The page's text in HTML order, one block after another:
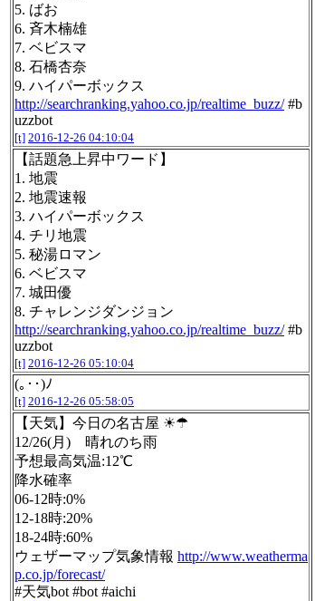
5. ばお
6. 斉木楠雄
7. ベビスマ
8. 石橋杏奈
9. ハイパーボックス
http://searchranking.yahoo.co.jp/realtime_buzz/#b
uzzbot
[t] 2016-12-26 04:10:04
【話題急上昇中ワード】
1. 地震
2. 地震速報
3. ハイパーボックス
4. チリ地震
5. 秘湯ロマン
6. ベビスマ
7. 城田優
8. チャレンジダンジョン
http://searchranking.yahoo.co.jp/realtime_buzz/#b
uzzbot
[t] 2016-12-26 05:10:04
(｡･･)ﾉ
[t] 2016-12-26 05:58:05
【天気】今日の名古屋 ☀☂
12/26(月) 晴れのち雨
予想最高気温:12℃
降水確率
06-12時:0%
12-18時:20%
18-24時:60%
ウェザーマップ気象情報 http://www.weatherma
p.co.jp/forecast/
#天気bot #bot #aichi